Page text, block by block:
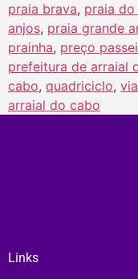
praia brava, praia
anjos, praia grande
prainha, preço
prefeitura de arraial
cabo, quadriciclo,
arraial do cabo
Links